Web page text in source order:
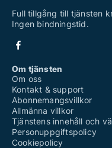
Full tillgång till tjänsten
Ingen bindningstid.
Om tjänsten
Om oss
Kontakt & support
Abonnemangsvillkor
Allmänna villkor
Tjänstens innehåll och
Personuppgiftspolicy
Cookiepolicy